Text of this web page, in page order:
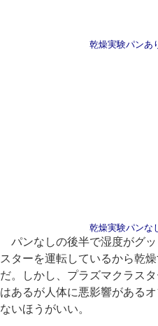
乾燥実験パンあ
乾燥実験パンな
パンなしの後半で湿度がグ
スターを運転しているから乾
だ。しかし、プラズマクラス
はあるが人体に悪影響がある
ないほうがいい。